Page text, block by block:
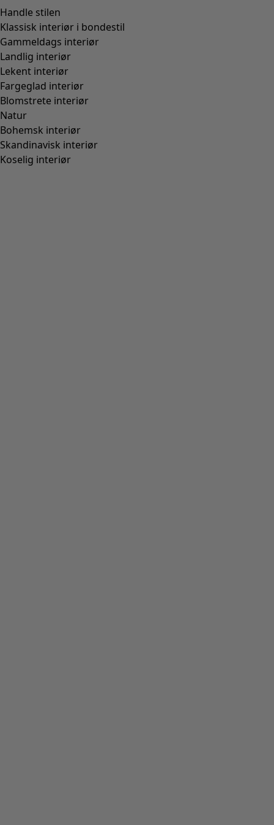
Handle stilen
Klassisk interiør i bondestil
Gammeldags interiør
Landlig interiør
Lekent interiør
Fargeglad interiør
Blomstrete interiør
Natur
Bohemsk interiør
Skandinavisk interiør
Koselig interiør